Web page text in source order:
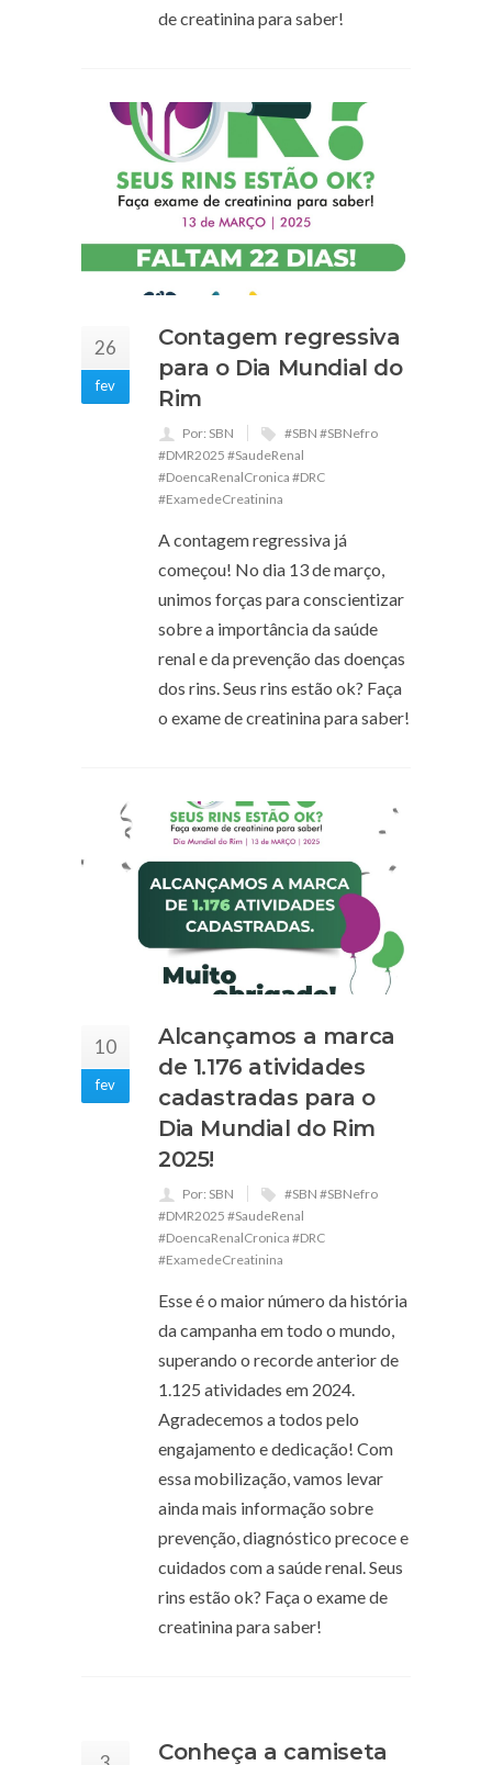
de creatinina para saber!
26
fev
Contagem regressiva
para o Dia Mundial do
Rim
Por: SBN
#SBN #SBNefro
#DMR2025 #SaudeRenal
#DoencaRenalCronica #DRC
#ExamedeCreatinina
A contagem regressiva já
começou! No dia 13 de março,
unimos forças para conscientizar
sobre a importância da saúde
renal e da prevenção das doenças
dos rins. Seus rins estão ok? Faça
o exame de creatinina para saber!
10
fev
Alcançamos a marca
de 1.176 atividades
cadastradas para o
Dia Mundial do Rim
2025!
Por: SBN
#SBN #SBNefro
#DMR2025 #SaudeRenal
#DoencaRenalCronica #DRC
#ExamedeCreatinina
Esse é o maior número da história
da campanha em todo o mundo,
superando o recorde anterior de
1.125 atividades em 2024.
Agradecemos a todos pelo
engajamento e dedicação! Com
essa mobilização, vamos levar
ainda mais informação sobre
prevenção, diagnóstico precoce e
cuidados com a saúde renal. Seus
rins estão ok? Faça o exame de
creatinina para saber!
Conheça a camiseta